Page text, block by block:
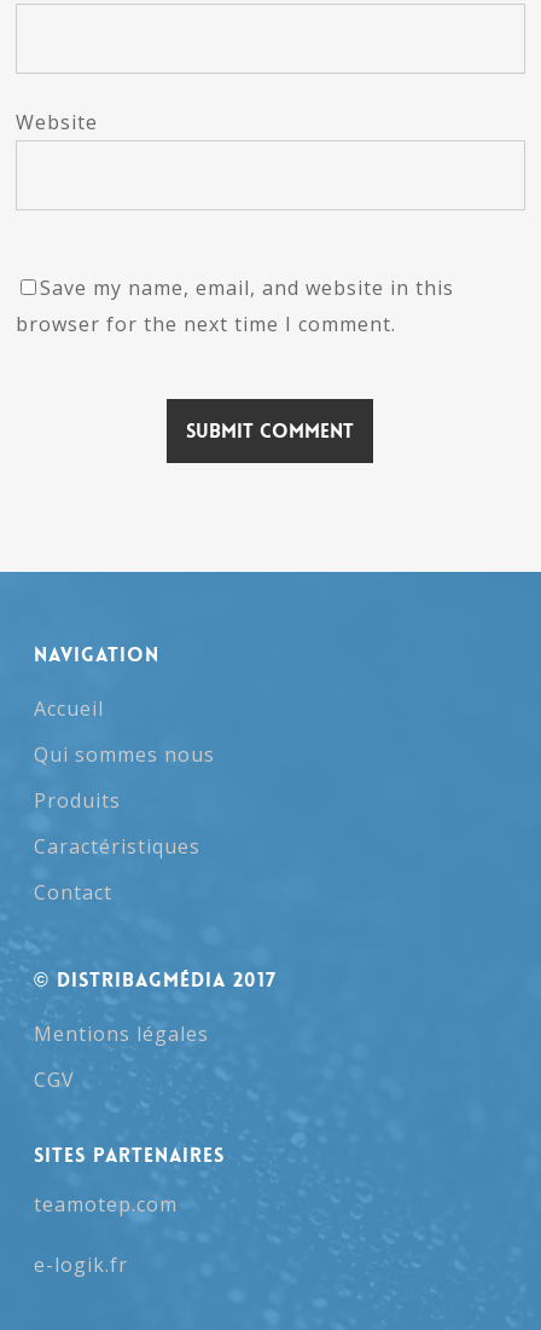
Website
Save my name, email, and website in this
browser for the next time I comment.
NAVIGATION
Accueil
Qui sommes nous
Produits
Caractéristiques
Contact
© Distribagmédia 2017
Mentions légales
CGV
SITES PARTENAIRES
teamotep.com
e-logik.fr